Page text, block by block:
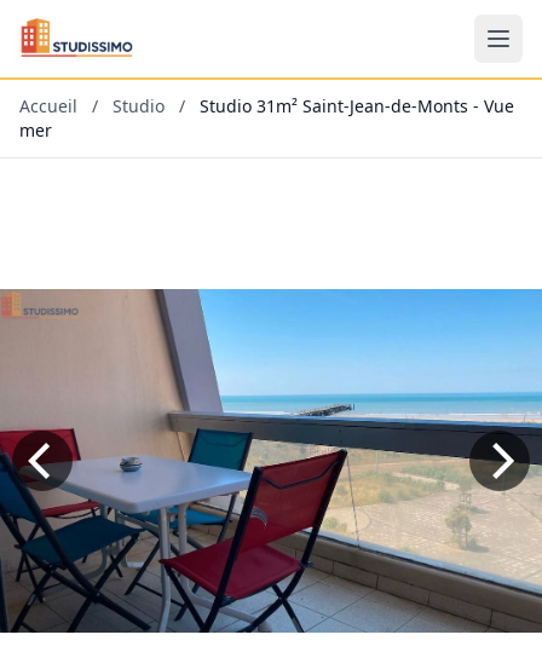
Accueil / Studio /
Studio 31m² Saint-Jean-de-Monts - Vue
mer